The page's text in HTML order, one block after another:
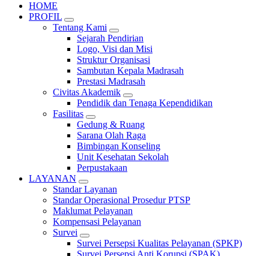
HOME
PROFIL
Tentang Kami
Sejarah Pendirian
Logo, Visi dan Misi
Struktur Organisasi
Sambutan Kepala Madrasah
Prestasi Madrasah
Civitas Akademik
Pendidik dan Tenaga Kependidikan
Fasilitas
Gedung & Ruang
Sarana Olah Raga
Bimbingan Konseling
Unit Kesehatan Sekolah
Perpustakaan
LAYANAN
Standar Layanan
Standar Operasional Prosedur PTSP
Maklumat Pelayanan
Kompensasi Pelayanan
Survei
Survei Persepsi Kualitas Pelayanan (SPKP)
Survei Persepsi Anti Korupsi (SPAK)